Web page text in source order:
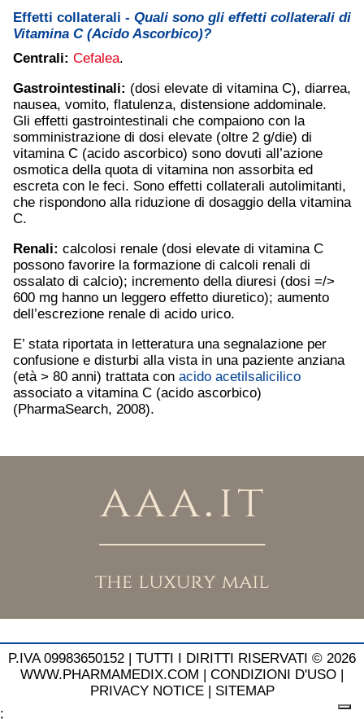
Effetti collaterali - Quali sono gli effetti collaterali di
Vitamina C (Acido Ascorbico)?
Centrali: Cefalea.
Gastrointestinali: (dosi elevate di vitamina C), diarrea,
nausea, vomito, flatulenza, distensione addominale.
Gli effetti gastrointestinali che compaiono con la
somministrazione di dosi elevate (oltre 2 g/die) di
vitamina C (acido ascorbico) sono dovuti all’azione
osmotica della quota di vitamina non assorbita ed
escreta con le feci. Sono effetti collaterali autolimitanti,
che rispondono alla riduzione di dosaggio della vitamina
C.
Renali: calcolosi renale (dosi elevate di vitamina C
possono favorire la formazione di calcoli renali di
ossalato di calcio); incremento della diuresi (dosi =/>
600 mg hanno un leggero effetto diuretico); aumento
dell’escrezione renale di acido urico.
E’ stata riportata in letteratura una segnalazione per
confusione e disturbi alla vista in una paziente anziana
(età > 80 anni) trattata con acido acetilsalicilico
associato a vitamina C (acido ascorbico)
(PharmaSearch, 2008).
P.IVA 09983650152 | TUTTI I DIRITTI RISERVATI © 2026
WWW.PHARMAMEDIX.COM | CONDIZIONI D'USO |
PRIVACY NOTICE| SITEMAP
;